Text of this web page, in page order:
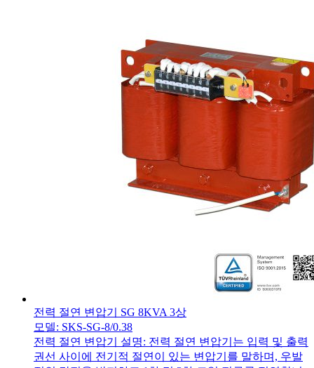
전력 절연 변압기 SG 8KVA 3상
모델: SKS-SG-8/0.38
전력 절연 변압기 설명: 전력 절연 변압기는 입력 및 출력
권선 사이에 전기적 절연이 있는 변압기를 말하며, 우발